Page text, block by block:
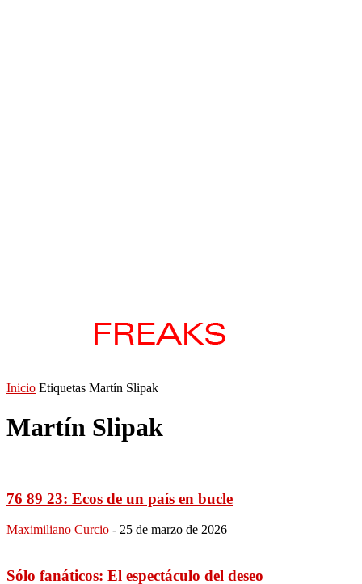
Inicio Etiquetas Martín Slipak
Martín Slipak
76 89 23: Ecos de un país en bucle
Maximiliano Curcio - 25 de marzo de 2026
Sólo fanáticos: El espectáculo del deseo